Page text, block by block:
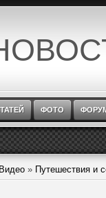
ФОТО
Видео » Путешествия и